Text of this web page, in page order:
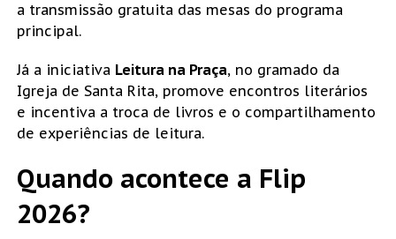
a transmissão gratuita das mesas do programa
principal.
Já a iniciativa Leitura na Praça, no gramado da
Igreja de Santa Rita, promove encontros literários
e incentiva a troca de livros e o compartilhamento
de experiências de leitura.
Quando acontece a Flip
2026?